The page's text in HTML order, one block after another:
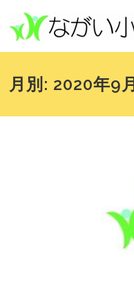
月別: 2020年9月